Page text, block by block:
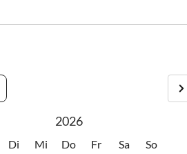
2026
Di Mi Do Fr Sa So